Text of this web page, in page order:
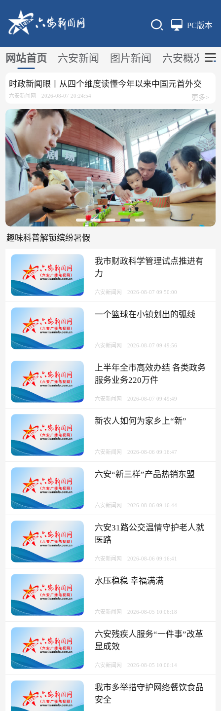
PC版本
网站首页 六安新闻 图片新闻 六安概况
时政新闻眼丨从四个维度读懂今年以来中国元首外交
六安新闻网 2026-08-07 20:24:54 更多>
趣味科普解锁缤纷暑假
我市财政科学管理试点推进有
力
六安新闻网 2026-08-07 09:50:00
一个篮球在小镇划出的弧线
六安新闻网 2026-08-07 09:49:56
上半年全市高效办结 各类政务
服务业务220万件
六安新闻网 2026-08-07 09:49:49
新农人如何为家乡上“新”
六安新闻网 2026-08-06 09:16:47
六安“新三样”产品热销东盟
六安新闻网 2026-08-06 09:16:44
六安31路公交温情守护老人就
医路
六安新闻网 2026-08-06 09:16:41
水压稳稳 幸福满满
六安新闻网 2026-08-05 10:06:18
六安残疾人服务“一件事”改革
显成效
六安新闻网 2026-08-05 10:06:14
我市多举措守护网络餐饮食品
安全